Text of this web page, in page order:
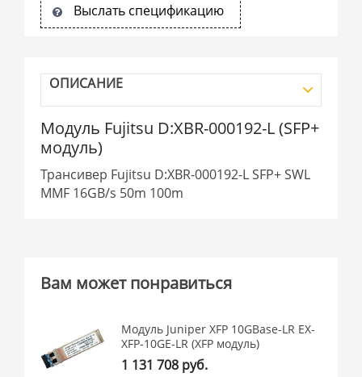
Выслать спецификацию
ОПИСАНИЕ
Модуль Fujitsu D:XBR-000192-L (SFP+
модуль)
Трансивер Fujitsu D:XBR-000192-L SFP+ SWL
MMF 16GB/s 50m 100m
Вам может понравиться
Модуль Juniper XFP 10GBase-LR EX-
XFP-10GE-LR (XFP модуль)
1 131 708 руб.